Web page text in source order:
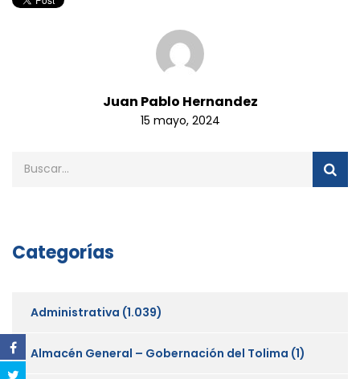
Juan Pablo Hernandez
15 mayo, 2024
Categorías
Administrativa (1.039)
Almacén General – Gobernación del Tolima (1)